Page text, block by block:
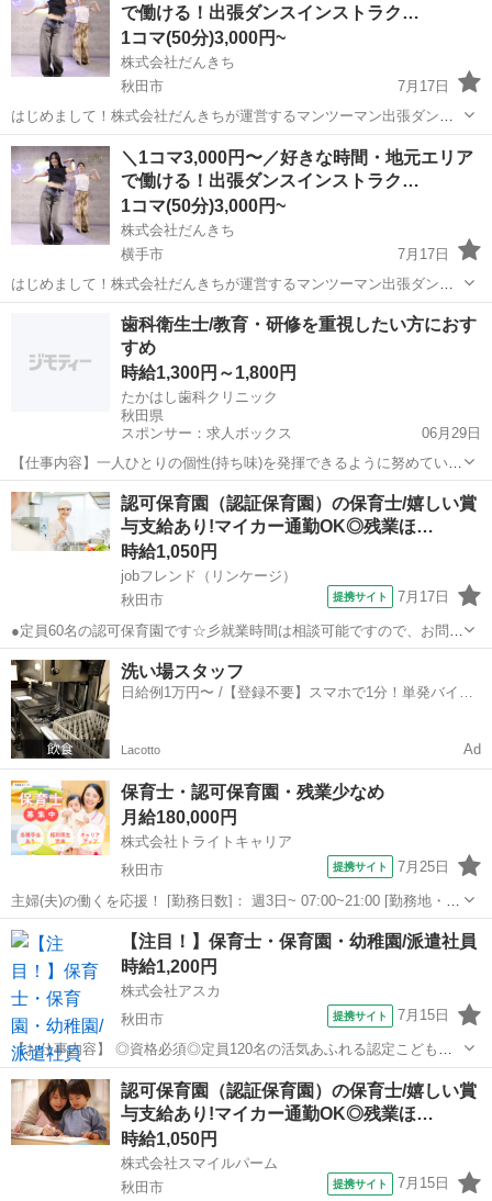
で働ける！出張ダンスインストラク…
1コマ(50分)3,000円~
株式会社だんきち
秋田市
7月17日
はじめまして！株式会社だんきちが運営するマンツーマン出張ダンス
レッスン「スポともダンス」です。 現在、生徒さんの元へ出張してダ
ンスを教えてくださるインストラクターを大募集しています！ 🌟 スポ
ともダンスで働く4つのメ...
秋田 秋田市 インストラクター フリーランス
＼1コマ3,000円〜／好きな時間・地元エリア
で働ける！出張ダンスインストラク…
1コマ(50分)3,000円~
株式会社だんきち
横手市
7月17日
はじめまして！株式会社だんきちが運営するマンツーマン出張ダンス
レッスン「スポともダンス」です。 現在、生徒さんの元へ出張してダ
ンスを教えてくださるインストラクターを大募集しています！ 🌟 スポ
ともダンスで働く4つのメ...
インストラクター フリーランス
歯科衛生士/教育・研修を重視したい方におす
すめ
時給1,300円～1,800円
たかはし歯科クリニック
秋田県
スポンサー：求人ボックス
06月29日
【仕事内容】一人ひとりの個性(持ち味)を発揮できるように努めていま
す。 主に口腔衛生管理業務(スケーリング、PMTC、TBIなど) 歯科衛生
士さん同士が繋がり合え、情報共有出来る研修会への参加の後押しを
しています。 【給与】時給...
アルバイト・パート
認可保育園（認証保育園）の保育士/嬉しい賞
与支給あり!マイカー通勤OK◎残業ほ…
時給1,050円
jobフレンド（リンケージ）
秋田市
提携サイト 7月17日
●定員60名の認可保育園です☆彡就業時間は相談可能ですので、お問い
合わせください◎●マイカー通勤OKで駐車場無料！！毎日の通勤も安
心ラクラクです♪雨の日も安心ですね★●パートにも嬉しい賞与の支給
あり☆彡日頃の頑張りをしっかり...
秋田 秋田市 保育士
洗い場スタッフ
日給例1万円〜 /【登録不要】スマホで1分！単発バイト
Lacotto Ad
保育士・認可保育園・残業少なめ
月給180,000円
株式会社トライトキャリア
秋田市
提携サイト 7月25日
主婦(夫)の働くを応援！ [勤務日数]： 週3日~ 07:00~21:00 [勤務地・最
寄駅]： 秋田県秋田市大町2-5-1 きららアーバンパレス1F きらら保育園
かんとう通り 非公開 秋田駅徒歩19分 [職種名]：...
秋田 保育士
【注目！】保育士・保育園・幼稚園/派遣社員
時給1,200円
株式会社アスカ
秋田市
提携サイト 7月15日
【お仕事内容】 ◎資格必須◎定員120名の活気あふれる認定こども園
◎ 子どもたちの笑顔に囲まれながら、 楽しくお仕事ができる環境です
☆彡 弊社派遣スタッフも活躍中の職場です！ お仕事内容は、 ● 各ク
ラスでの活動補助や見守...
秋田 秋田市 保育士
認可保育園（認証保育園）の保育士/嬉しい賞
与支給あり!マイカー通勤OK◎残業ほ…
時給1,050円
株式会社スマイルパーム
秋田市
提携サイト 7月15日